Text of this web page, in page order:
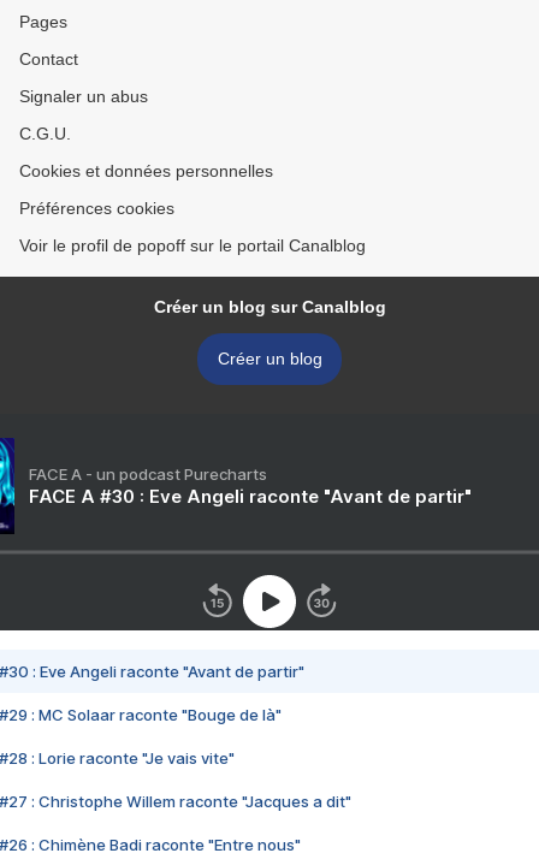
Pages
Contact
Signaler un abus
C.G.U.
Cookies et données personnelles
Préférences cookies
Voir le profil de popoff sur le portail Canalblog
Créer un blog sur Canalblog
Créer un blog
FACE A - un podcast Purecharts
FACE A #30 : Eve Angeli raconte "Avant de partir"
#30 : Eve Angeli raconte "Avant de partir"
#29 : MC Solaar raconte "Bouge de là"
#28 : Lorie raconte "Je vais vite"
#27 : Christophe Willem raconte "Jacques a dit"
#26 : Chimène Badi raconte "Entre nous"